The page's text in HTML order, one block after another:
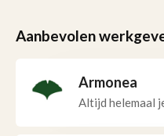
Aanbevolen
Armonea
Altijd helemaal